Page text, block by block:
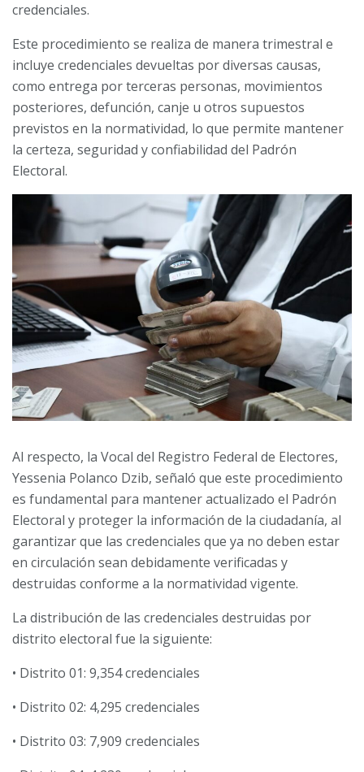
credenciales.
Este procedimiento se realiza de manera trimestral e
incluye credenciales devueltas por diversas causas,
como entrega por terceras personas, movimientos
posteriores, defunción, canje u otros supuestos
previstos en la normatividad, lo que permite mantener
la certeza, seguridad y confiabilidad del Padrón
Electoral.
Al respecto, la Vocal del Registro Federal de Electores,
Yessenia Polanco Dzib, señaló que este procedimiento
es fundamental para mantener actualizado el Padrón
Electoral y proteger la información de la ciudadanía, al
garantizar que las credenciales que ya no deben estar
en circulación sean debidamente verificadas y
destruidas conforme a la normatividad vigente.
La distribución de las credenciales destruidas por
distrito electoral fue la siguiente:
• Distrito 01: 9,354 credenciales
• Distrito 02: 4,295 credenciales
• Distrito 03: 7,909 credenciales